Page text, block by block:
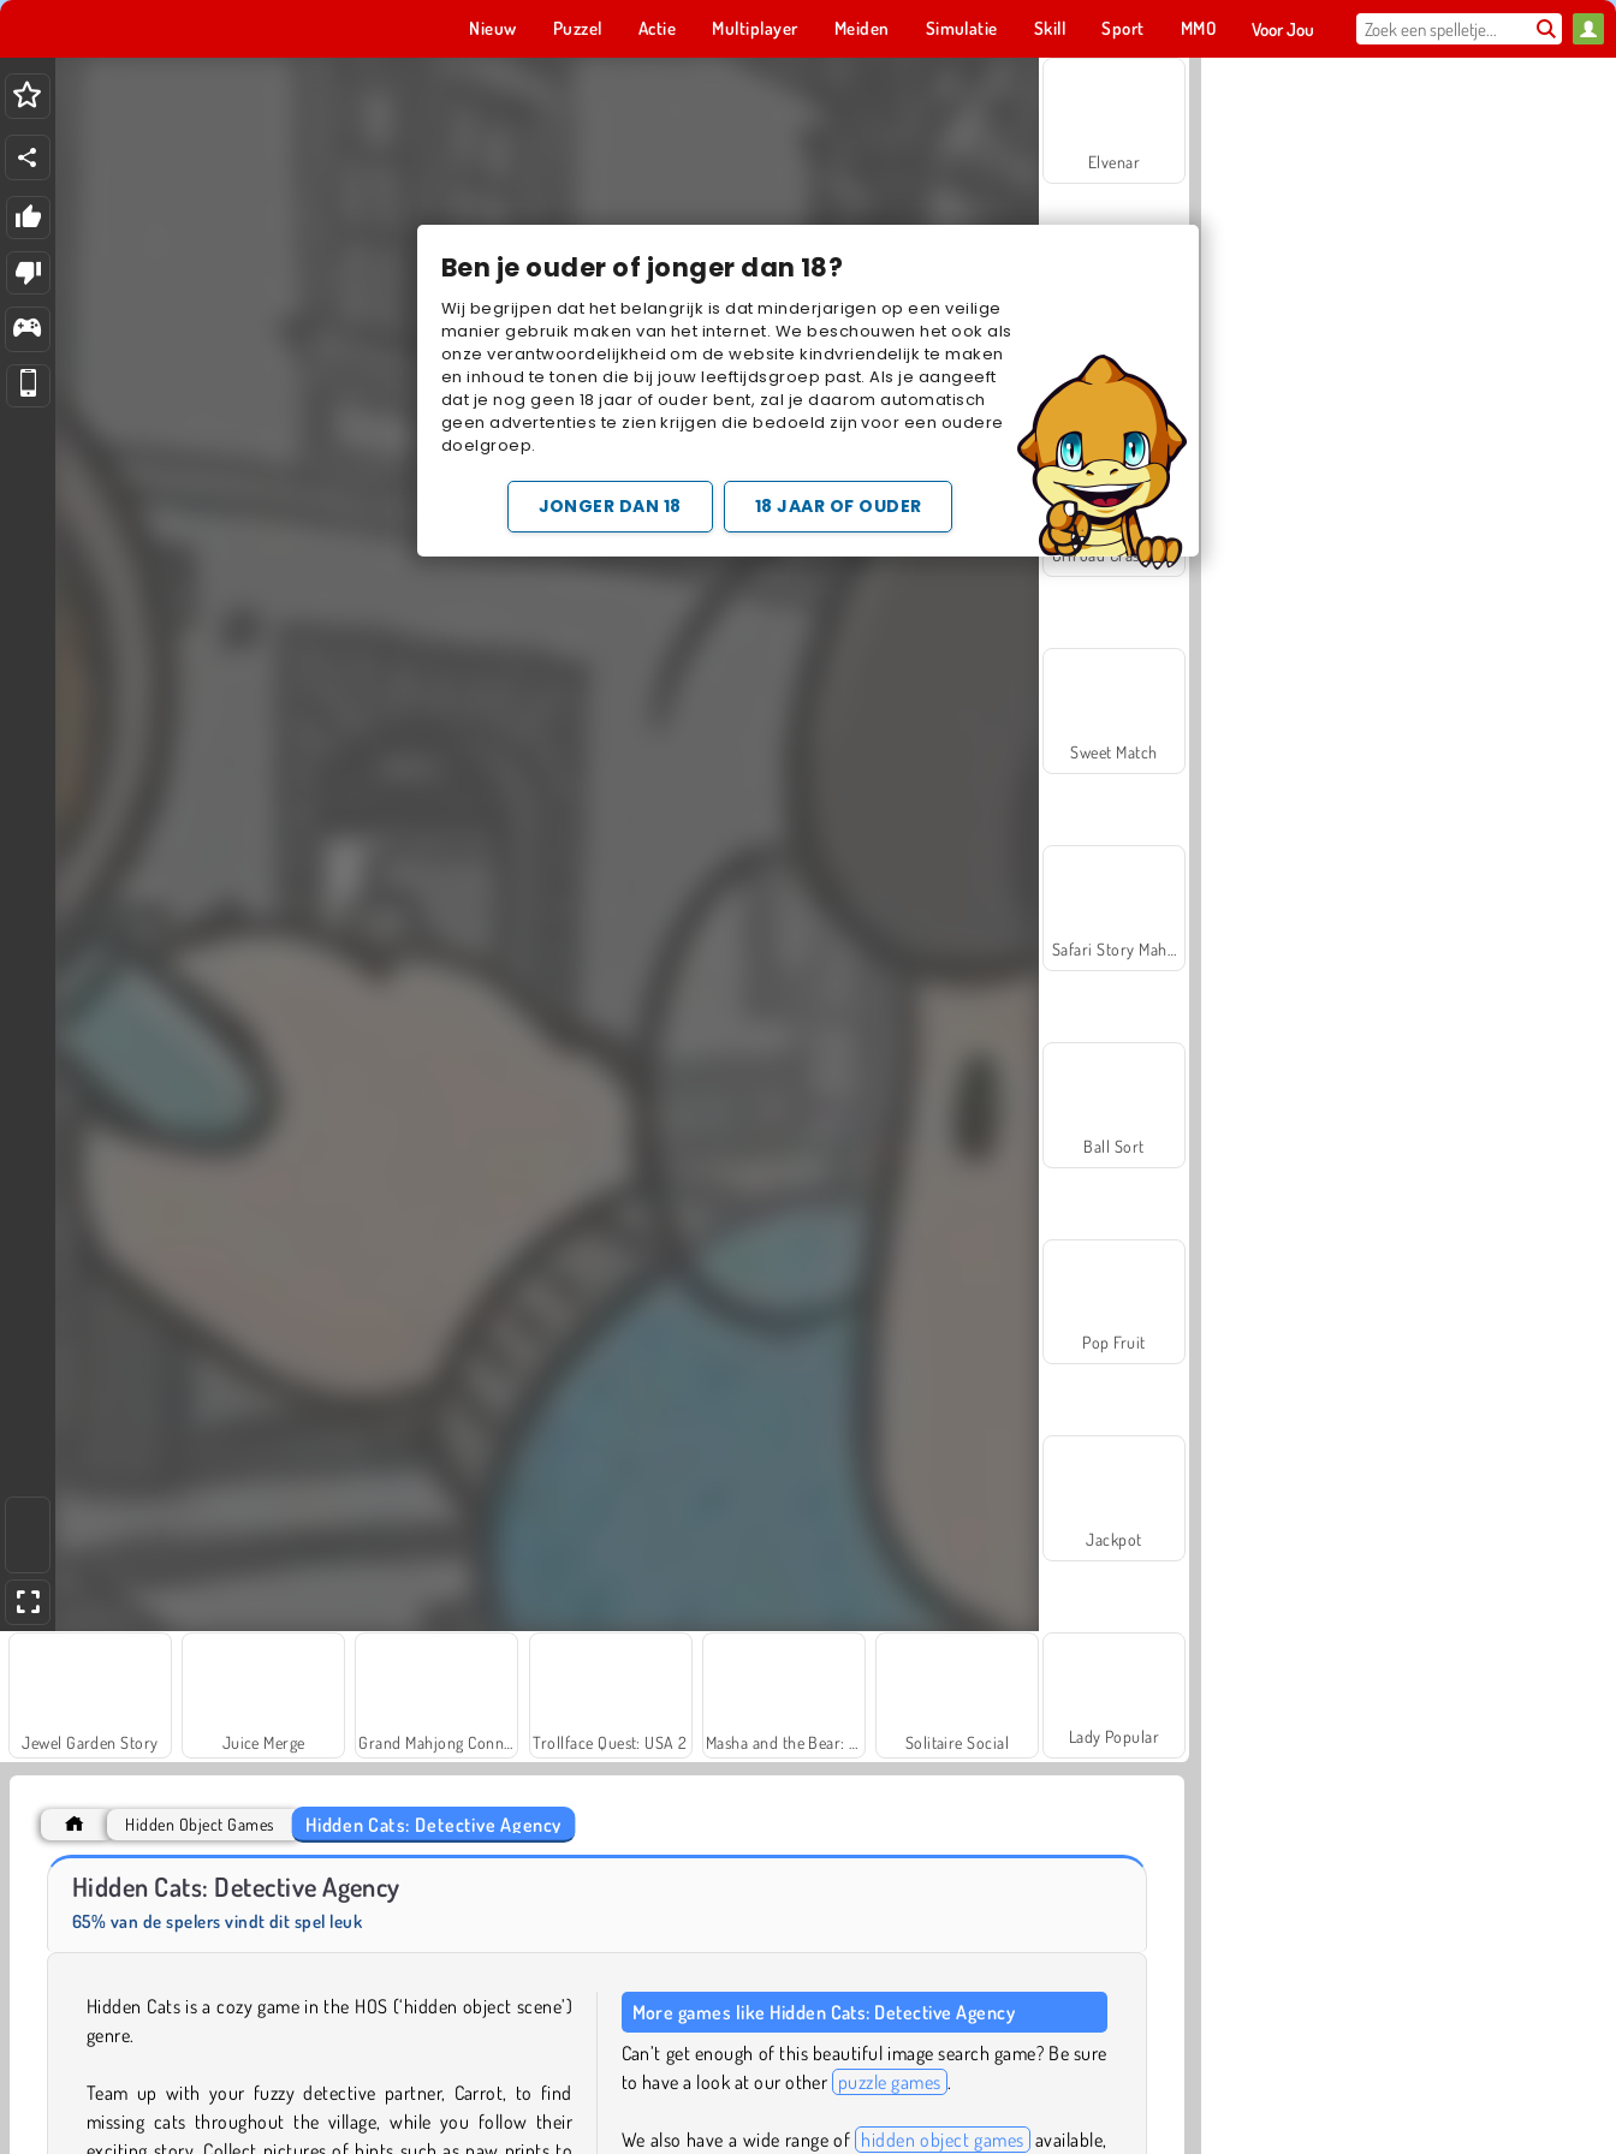
Ben je ouder of jonger dan 18?
Wij begrijpen dat het belangrijk is dat minderjarigen op een veilige
manier gebruik maken van het internet. We beschouwen het ook als
onze verantwoordelijkheid om de website kindvriendelijk te maken
en inhoud te tonen die bij jouw leeftijdsgroep past. Als je aangeeft
dat je nog geen 18 jaar of ouder bent, zal je daarom automatisch
geen advertenties te zien krijgen die bedoeld zijn voor een oudere
doelgroep.
JONGER DAN 18 18 JAAR OF OUDER
Nieuw Puzzel Actie Multiplayer Meiden Simulatie Skill Sport MMO Voor Jou
Jewel Garden Story Juice Merge Trollface Quest: USA 2 Solitaire Social
Farm Merge Valley
Elvenar
Offroad Crash Climber 4X4
Sweet Match
Ball Sort
Pop Fruit
Jackpot
Lady Popular
Hidden Object Games Hidden Cats: Detective Agency
Hidden Cats: Detective Agency
65% van de spelers vindt dit spel leuk
Hidden Cats is a cozy game in the HOS (‘hidden object scene’)
genre.
Team up with your fuzzy detective partner, Carrot, to find
missing cats throughout the village, while you follow their
More games like Hidden Cats: Detective Agency
Can’t get enough of this beautiful image search game? Be sure
to have a look at our other puzzle games .
We also have a wide range of hidden object games available,